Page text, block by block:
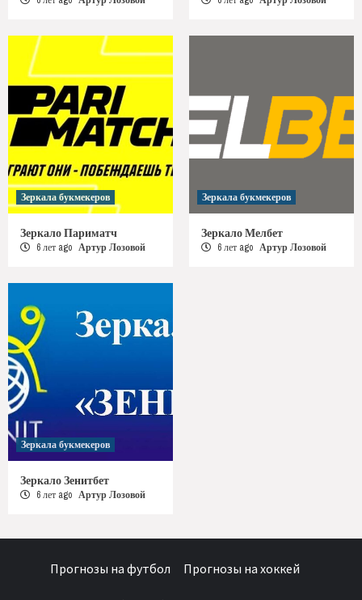
Зеркала букмекеров
Зеркало Париматч
6 лет ago Артур Лозовой
Зеркала букмекеров
Зеркало Мелбет
6 лет ago Артур Лозовой
Зеркала букмекеров
Зеркало Зенитбет
6 лет ago Артур Лозовой
Прогнозы на футбол Прогнозы на хоккей